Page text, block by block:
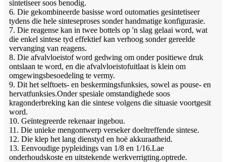
sintetiseer soos benodig.
6. Die gekombineerde basisse word outomaties gesintetiseer
tydens die hele sinteseproses sonder handmatige konfigurasie.
7. Die reagense kan in twee bottels op 'n slag gelaai word, wat
die enkel sintese tyd effektief kan verhoog sonder gereelde
vervanging van reagens.
8. Die afvalvloeistof word gedwing om onder positiewe druk
ontslaan te word, en die afvalvloeistofuitlaat is klein om
omgewingsbesoedeling te vermy.
9. Dit het selftoets- en beskermingsfunksies, sowel as pouse- en
hervatfunksies.Onder spesiale omstandighede soos
kragonderbreking kan die sintese volgens die situasie voortgesit
word.
10. Geïntegreerde rekenaar ingebou.
11. Die unieke mengontwerp verseker doeltreffende sintese.
12. Die klep het lang dienstyd en hoë akkuraatheid.
13. Eenvoudige pypleidings van 1/8 en 1/16.Lae
onderhoudskoste en uitstekende werkverrigting.optrede.